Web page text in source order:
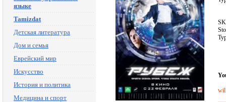
языке
Tamizdat
Детская литература
Дом и семья
Еврейский мир
Искусство
История и политика
Медицина и спорт